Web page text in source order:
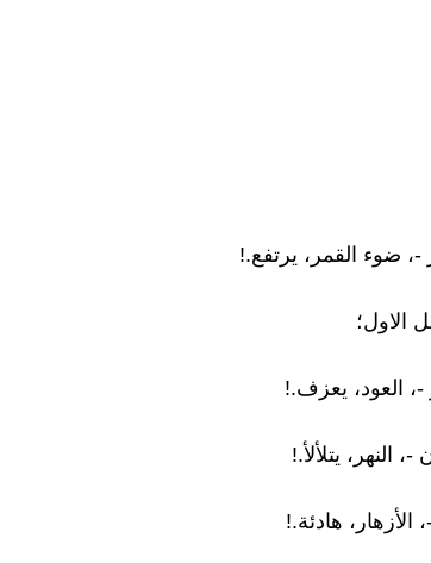
ضوء القمر، يرتفع.!
الاول؛
-، العود، يعزف.!
-، النهر، يتلألأ.!
الأزهار، هادئة.!